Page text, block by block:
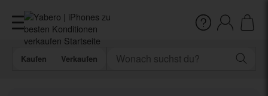
Kaufen Verkaufen